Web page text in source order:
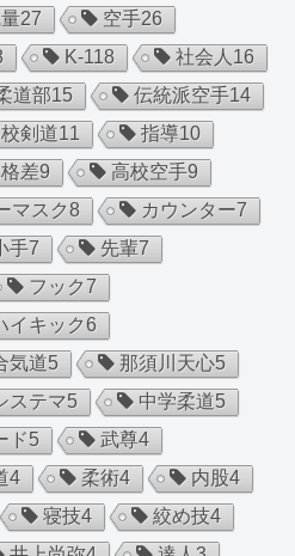
27 空手26
K-118 社会人 16
道部15 伝統派空手14
剣道11 指導10
差9 高校空手9
マスク8 カウンター7
手7 先輩7
フック7
イキック6
気道5 那須川天心5
ステマ5 中学柔道5
ド5 武尊4
4 柔術4 内股4
寝技4 絞め技4